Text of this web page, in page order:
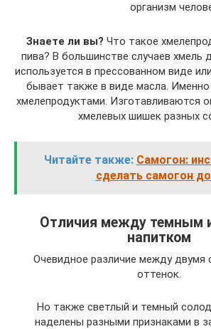
организм
Знаете ли вы? Что такое
пива? В большинстве случаев хмель
используется в прессованном виде
бывает также в виде масла. Именно
хмелепродуктами. Изготавливаются
хмелевых шишек разных
Читайте также: Самогон:
сделать самогон
Отличия между темным
напитком
Очевидное различие между двумя
оттенок.
Но также светлый и темный
наделены разными признаками в